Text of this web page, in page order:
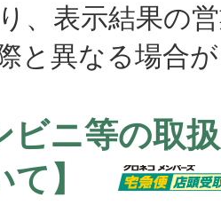
、表示結果の
異なる場合が
ビニ等の取
て】